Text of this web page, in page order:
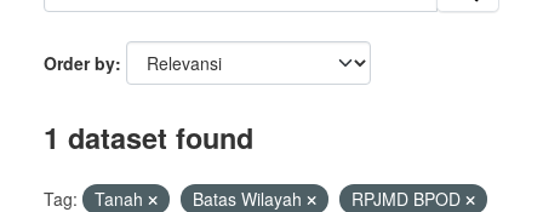
Order by
1 dataset found
Tag: Tanah Batas Wilayah
RPJMD BPOD